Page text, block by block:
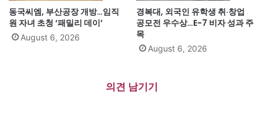
동국씨엠, 부산공장 개방…임직
원 자녀 초청 ‘패밀리 데이’
August 6, 2026
경복대, 외국인 유학생 취·창업
공모전 우수상…E-7 비자 성과 주
목
August 6, 2026
의견 남기기